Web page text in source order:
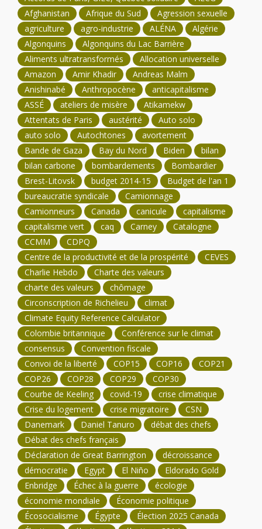
Afghanistan
Afrique du Sud
Agression sexuelle
agriculture
agro-industrie ALÉNA
Algérie
Algonquins
Algonquins du Lac Barrière
Aliments ultratransformés
Allocation universelle
Amazon
Amir Khadir
Andreas Malm
Anishinabé
Anthropocène
anticapitalisme
ASSÉ
ateliers de misère
Atikamekw
Attentats de Paris
austérité
Auto solo
auto solo
Autochtones
avortement
Bande de Gaza
Bay du Nord Biden
bilan
bilan carbone
bombardements
Bombardier
Brest-Litovsk
budget 2014-15
Budget de l'an 1
bureaucratie syndicale
Camionnage
Camionneurs
Canada canicule
capitalisme
capitalisme vert
caq Carney
Catalogne
CCMM
CDPQ
Centre de la productivité et de la prospérité
CEVES
Charlie Hebdo
Charte des valeurs
charte des valeurs
chômage
Circonscription de Richelieu
climat
Climate Equity Reference Calculator
Colombie britannique
Conférence sur le climat
consensus
Convention fiscale
Convoi de la liberté
COP15 COP16
COP21
COP26
COP28 COP29
COP30
Courbe de Keeling
covid-19
crise climatique
Crise du logement
crise migratoire
CSN
Danemark
Daniel Tanuro
débat des chefs
Débat des chefs français
Déclaration de Great Barrington
décroissance
démocratie
Egypt El Niño
Eldorado Gold
Enbridge
Échec à la guerre
écologie
économie mondiale
Économie politique
Écosocialisme
Égypte
Élection 2025 Canada